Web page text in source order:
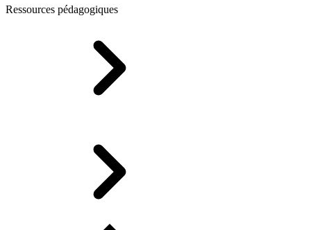
Ressources pédagogiques